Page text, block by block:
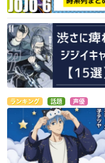
ランキング 話題 声優